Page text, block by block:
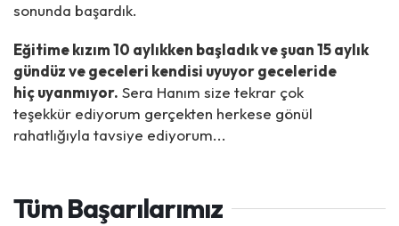
sonunda başardık.
Eğitime kızım 10 aylıkken başladık ve şuan 15 aylık
gündüz ve geceleri kendisi uyuyor geceleride
hiç uyanmıyor. Sera Hanım size tekrar çok
teşekkür ediyorum gerçekten herkese gönül
rahatlığıyla tavsiye ediyorum...
Tüm Başarılarımız